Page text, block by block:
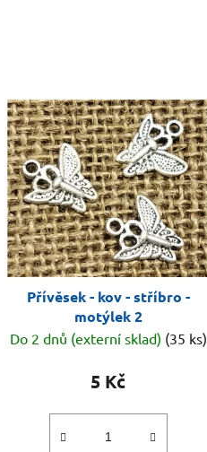
Přívěsek - kov - stříbro -
motýlek 2
Do 2 dnů (externí sklad) (35 ks)
5 Kč